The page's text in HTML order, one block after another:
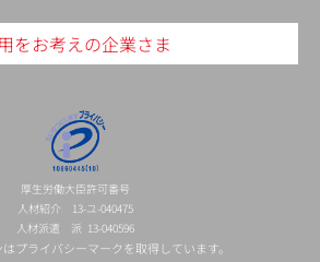
をお考えの企業さま
厚生労働大臣許可番号
人材紹介 13-ユ-040475
人材派遣 派 13-040596
プライバシーマークを取得しています。